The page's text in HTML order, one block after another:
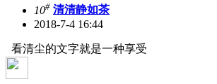
10# 清清静如茶
2018-7-4 16:44
看清尘的文字就是一种享受